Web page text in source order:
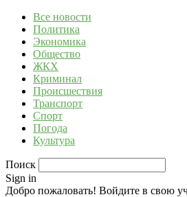
Все новости
Политика
Экономика
Общество
ЖКХ
Криминал
Происшествия
Транспорт
Спорт
Погода
Культура
Поиск
Sign in
Добро пожаловать! Войдите в свою